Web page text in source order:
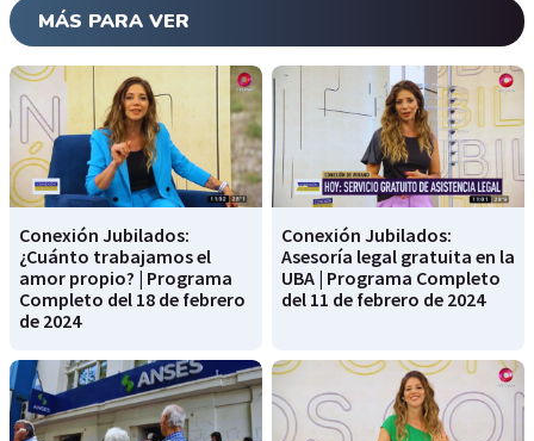
MÁS PARA VER
Conexión Jubilados:
¿Cuánto trabajamos el
amor propio? | Programa
Completo del 18 de febrero
de 2024
Conexión Jubilados:
Asesoría legal gratuita en la
UBA | Programa Completo
del 11 de febrero de 2024